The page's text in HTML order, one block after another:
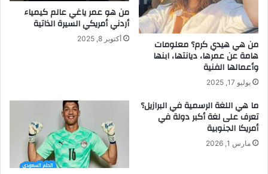
من هي هيدي كرم؟ معلومات
هامة عن عمرها، ديانتها، ابنها
وأعمالها الفنية
يوليو 17, 2025
من هو عمر ياغي عالم كيمياء
أردني أمريكي السيرة الذاتية
أكتوبر 8, 2025
ما هي اللغة الرسمية في البرازيل؟
تعرف على لغة أكبر دولة في
أمريكا الجنوبية
مارس 1, 2026